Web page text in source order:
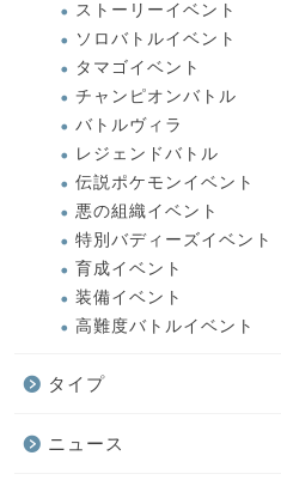
ストーリーイベント
ソロバトルイベント
タマゴイベント
チャンピオンバトル
バトルヴィラ
レジェンドバトル
伝説ポケモンイベント
悪の組織イベント
特別バディーズイベント
育成イベント
装備イベント
高難度バトルイベント
タイプ
ニュース